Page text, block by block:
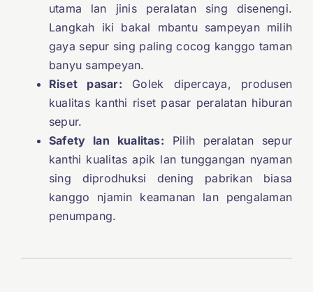
utama lan jinis peralatan sing disenengi.
Langkah iki bakal mbantu sampeyan milih
gaya sepur sing paling cocog kanggo taman
banyu sampeyan.
Riset pasar: Golek dipercaya, produsen
kualitas kanthi riset pasar peralatan hiburan
sepur.
Safety lan kualitas: Pilih peralatan sepur
kanthi kualitas apik lan tunggangan nyaman
sing diprodhuksi dening pabrikan biasa
kanggo njamin keamanan lan pengalaman
penumpang.